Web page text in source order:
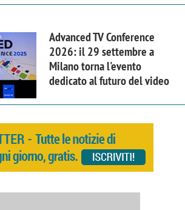
Advanced TV Conference
2026: il 29 settembre a
Milano torna l'evento
dedicato al futuro del video